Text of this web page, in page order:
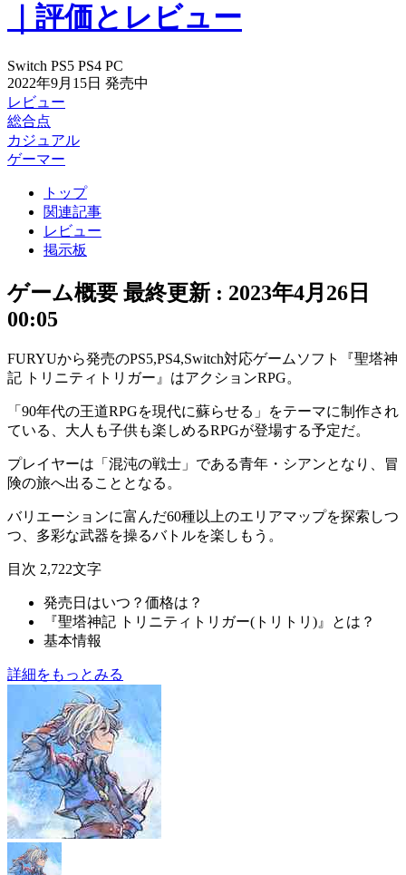
｜評価とレビュー
Switch PS5 PS4 PC
2022年9月15日 発売中
レビュー
総合点
カジュアル
ゲーマー
トップ
関連記事
レビュー
掲示板
ゲーム概要 最終更新 : 2023年4月26日
00:05
FURYUから発売のPS5,PS4,Switch対応ゲームソフト『聖塔神
記 トリニティトリガー』はアクションRPG。
「90年代の王道RPGを現代に蘇らせる」をテーマに制作され
ている、 大人も子供も楽しめるRPGが登場する予定だ。
プレイヤーは「混沌の戦士」である青年・シアンとなり、冒
険の旅へ出ることとなる。
バリエーションに富んだ60種以上のエリアマップを探索しつ
つ、多彩な武器を操るバトルを楽しもう。
目次 2,722文字
発売日はいつ？価格は？
『聖塔神記 トリニティトリガー(トリトリ)』とは？
基本情報
詳細をもっとみる